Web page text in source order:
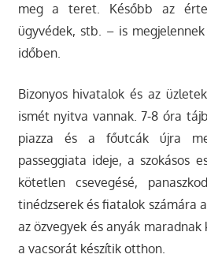
meg a teret. Később az
ügyvédek, stb. – is
időben.
Bizonyos hivatalok és az
ismét nyitva vannak. 7-8 óra
piazza és a főutcák újra
passeggiata ideje, a szokásos
kötetlen csevegésé,
tinédzserek és fiatalok számára
az özvegyek és anyák
a vacsorát készítik otthon.